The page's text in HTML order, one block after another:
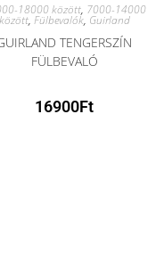
18000 között, 7000-14000
között, Fülbevalók, Guirland
TENGERSZÍN
FÜLBEVALÓ
16900Ft